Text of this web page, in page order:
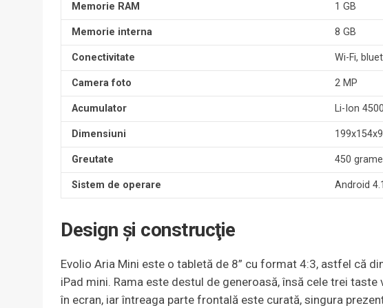
Memorie RAM 1 GB
Memorie interna 8 GB
Conectivitate Wi-Fi,
Camera foto 2 MP
Acumulator Li-Ion
Dimensiuni
Greutate 450 grame
Sistem de operare Android
Design şi construcţie
Evolio Aria Mini este o tabletă de 8” cu format 4:3, astfel că
iPad mini. Rama este destul de generoasă, însă cele trei
în ecran, iar întreaga parte frontală este curată, singura